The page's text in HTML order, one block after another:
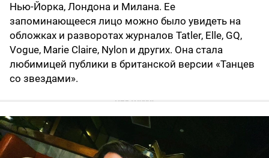
Нью-Йорка, Лондона и Милана. Ее
запоминающееся лицо можно было увидеть на
обложках и разворотах журналов Tatler, Elle, GQ,
Vogue, Marie Claire, Nylon и других. Она стала
любимицей публики в британской версии «Танцев
со звездами».